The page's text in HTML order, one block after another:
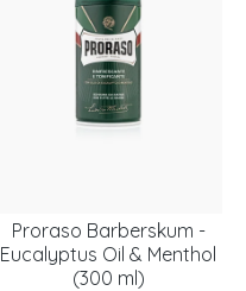
Proraso Barberskum -
Eucalyptus Oil & Menthol
(300 ml)